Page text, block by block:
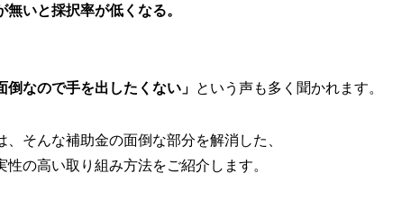
無いと採択率が低くなる。
倒なので手を出したくない」 という声も多く聞かれます。
、そんな補助金の面倒な部分を解消した、
性の高い取り組み方法をご紹介します。